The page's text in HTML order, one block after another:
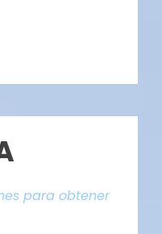
para obtener